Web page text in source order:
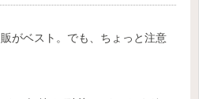
がベスト。でも、ちょっと注意